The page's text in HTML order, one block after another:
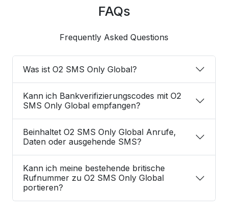
FAQs
Frequently Asked Questions
Was ist O2 SMS Only Global?
Kann ich Bankverifizierungscodes mit O2
SMS Only Global empfangen?
Beinhaltet O2 SMS Only Global Anrufe,
Daten oder ausgehende SMS?
Kann ich meine bestehende britische
Rufnummer zu O2 SMS Only Global
portieren?